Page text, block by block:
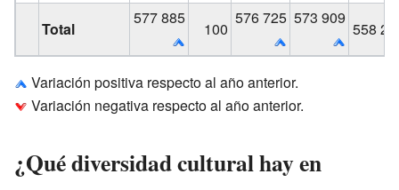
Total
577 885
100
576 725 573 909
558
Variación positiva respecto al año anterior.
Variación negativa respecto al año anterior.
¿Qué diversidad cultural hay en